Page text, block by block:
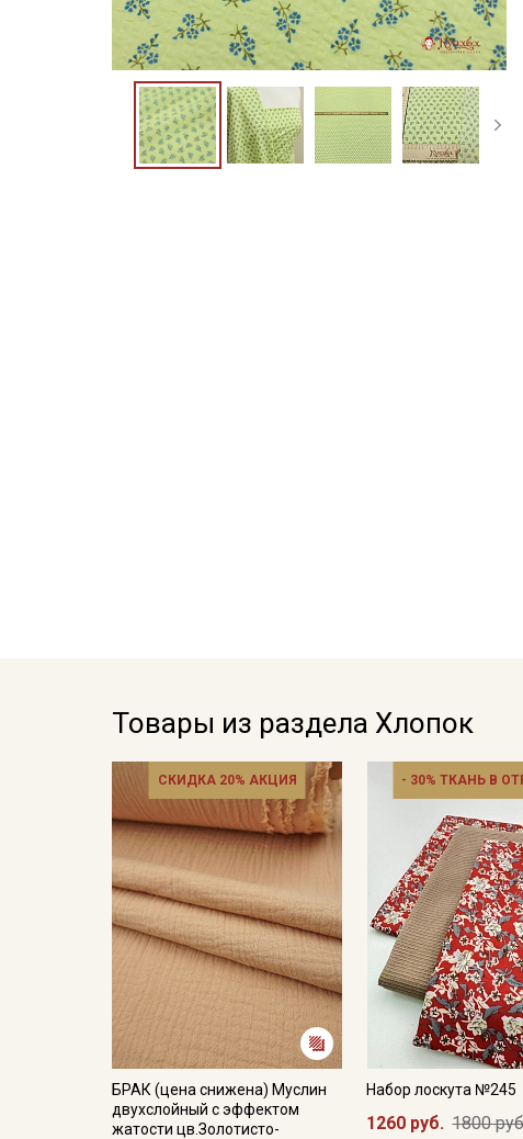
Товары из раздела Хлопок
СКИДКА 20% АКЦИЯ
БРАК (цена снижена) Муслин
двухслойный с эффектом
жатости цв.Золотисто-
- 30% ТКАНЬ В
Набор лоскута №245
1260 руб. 1800